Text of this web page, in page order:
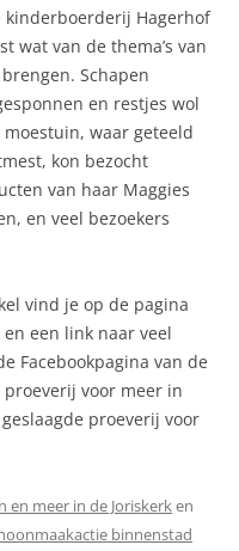
kinderboerderij Hagerhof
wat van de thema’s van
Schapen
en restjes wol
waar geteeld
kon bezocht
van haar Maggies
en veel bezoekers
vind je op de pagina
een link naar veel
Facebookpagina van de
proeverij voor meer in
proeverij voor
en meer in de Joriskerken
binnenstad